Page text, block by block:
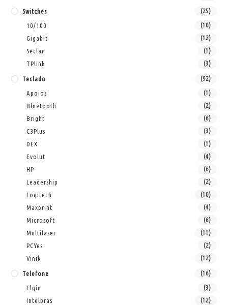
Switches (25)
10/100 (10)
Gigabit (12)
Seclan (1)
TPlink (3)
Teclado (92)
Apoios (1)
Bluetooth (2)
Bright (6)
C3Plus (3)
DEX (1)
Evolut (4)
HP (6)
Leadership (2)
Logitech (10)
Maxprint (4)
Microsoft (6)
Multilaser (11)
PCYes (2)
Vinik (12)
Telefone (16)
Elgin (3)
Intelbras (12)